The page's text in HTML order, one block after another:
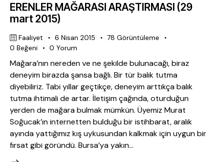
ERENLER MAĞARASI ARAŞTIRMASI (29
mart 2015)
Faaliyet 6 Nisan 2015 78 Görüntüleme
0 Beğeni 0 Yorum
Mağara’nın nereden ve ne şekilde bulunacağı, biraz
deneyim birazda şansa bağlı. Bir tür balık tutma
diyebiliriz. Tabi yıllar geçtikçe, deneyim arttıkça balık
tutma ihtimali de artar. İletişim çağında, oturduğun
yerden de mağara bulmak mümkün. Üyemiz Murat
Soğucak’ın internetten bulduğu bir istihbarat, aralık
ayında yattığımız kış uykusundan kalkmak için uygun bir
fırsat gibi göründü. Bursa’ya yakın…